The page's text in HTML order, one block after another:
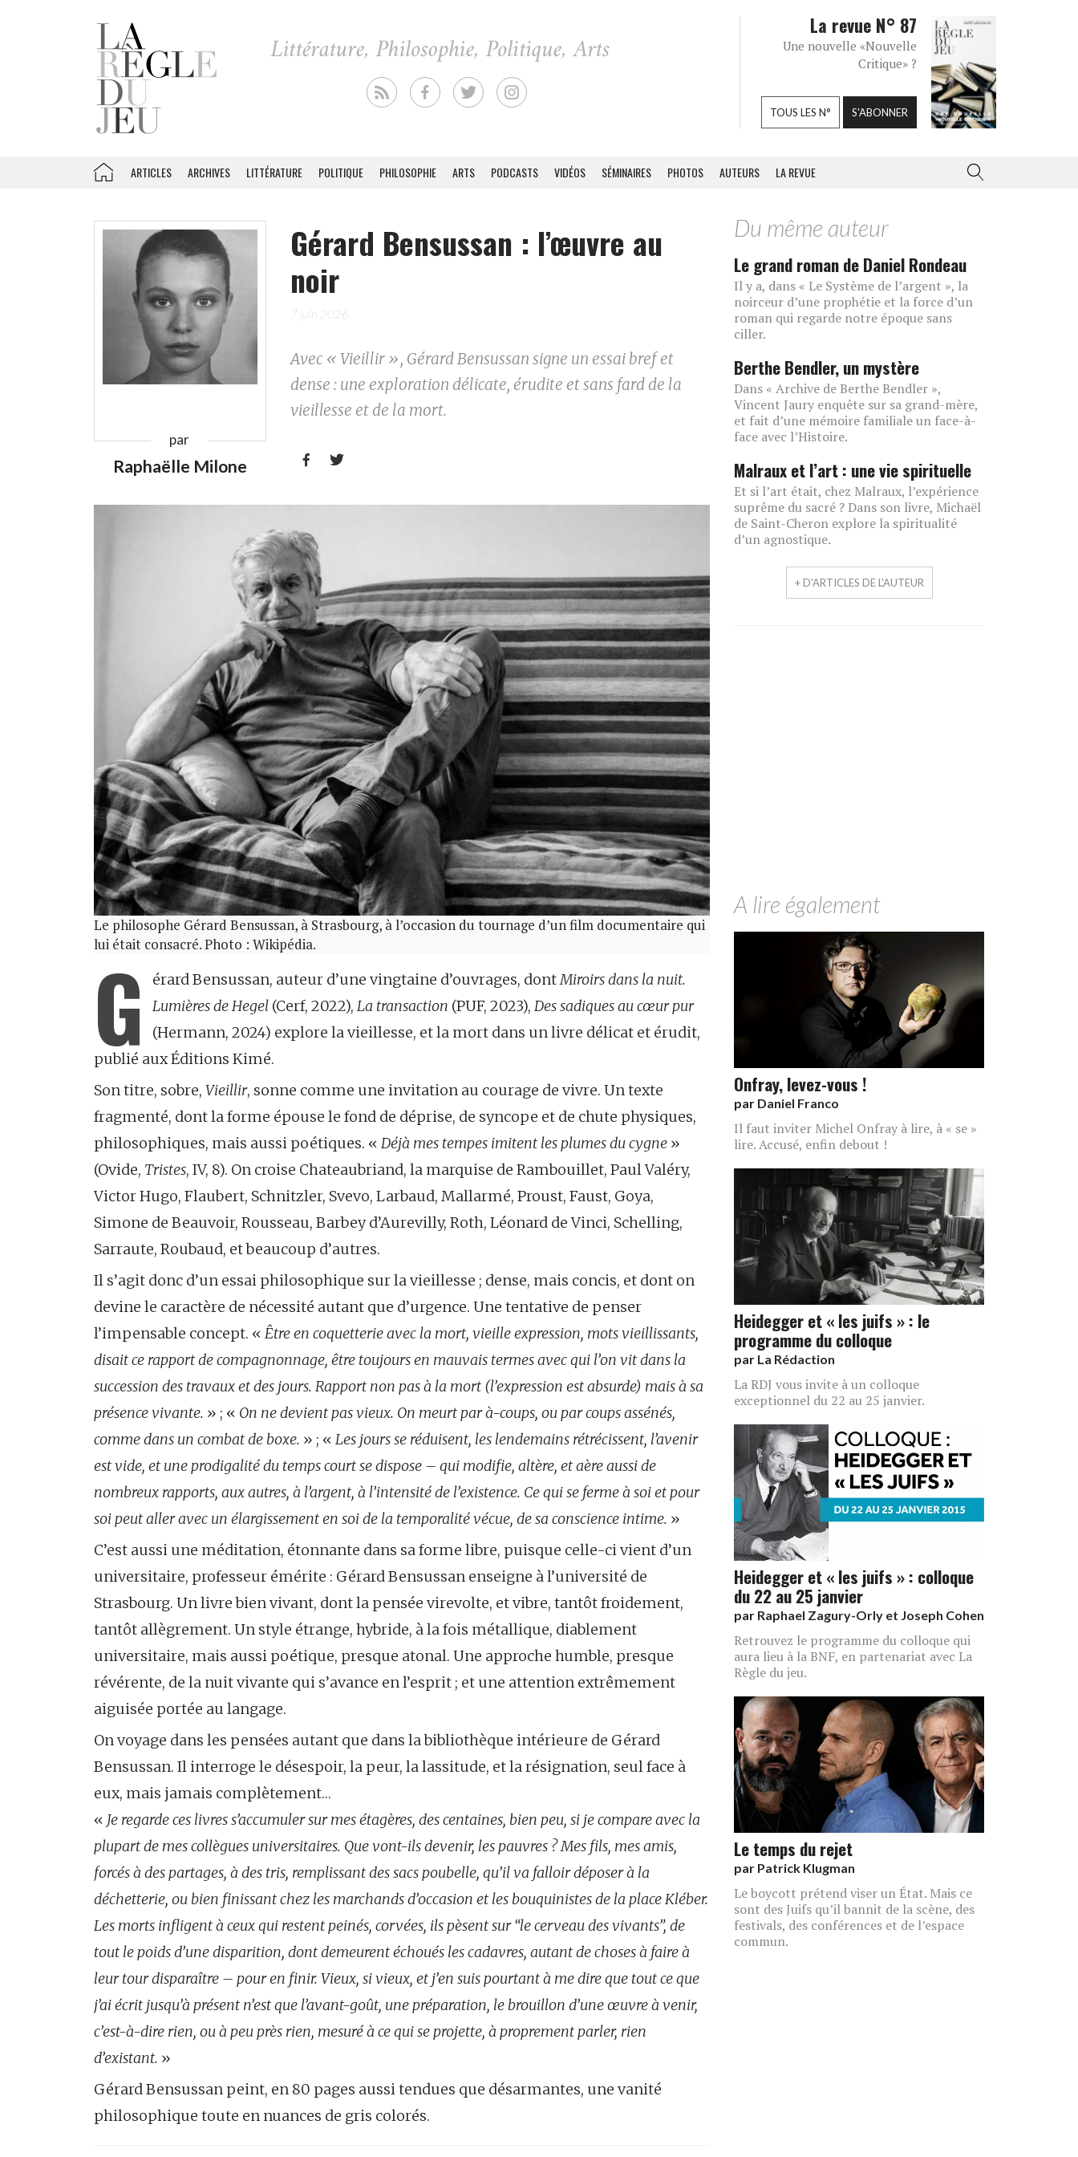
La revue N° 87
Une nouvelle «Nouvelle
Critique» ?
TOUS LES N° S'ABONNER
ARTICLES ARCHIVES LITTÉRATURE POLITIQUE PHILOSOPHIE ARTS PODCASTS VIDÉOS SÉMINAIRES PHOTOS AUTEURS LA REVUE
par
Raphaëlle Milone
Gérard Bensussan : l’œuvre au
noir
7 juin 2026
Avec « Vieillir », Gérard Bensussan signe un essai bref et
dense : une exploration délicate, érudite et sans fard de la
vieillesse et de la mort.
 
Le philosophe Gérard Bensussan, à Strasbourg, à l’occasion du tournage d’un film documentaire qui
lui était consacré. Photo : Wikipédia.
G érard Bensussan, auteur d’une vingtaine d’ouvrages, dontMiroirs dans la nuit.
Lumières de Hegel (Cerf, 2022), La transaction (PUF, 2023), Des sadiques au cœur pur
(Hermann, 2024) explore la vieillesse, et la mort dans un livre délicat et érudit,
publié aux Éditions Kimé.
Son titre, sobre, Vieillir, sonne comme une invitation au courage de vivre. Un texte
fragmenté, dont la forme épouse le fond de déprise, de syncope et de chute physiques,
philosophiques, mais aussi poétiques. « Déjà mes tempes imitent les plumes du cygne »
(Ovide, Tristes, IV, 8). On croise Chateaubriand, la marquise de Rambouillet, Paul Valéry,
Victor Hugo, Flaubert, Schnitzler, Svevo, Larbaud, Mallarmé, Proust, Faust, Goya,
Simone de Beauvoir, Rousseau, Barbey d’Aurevilly, Roth, Léonard de Vinci, Schelling,
Sarraute, Roubaud, et beaucoup d’autres.
Il s’agit donc d’un essai philosophique sur la vieillesse ; dense, mais concis, et dont on
devine le caractère de nécessité autant que d’urgence. Une tentative de penser
l’impensable concept. « Être en coquetterie avec la mort, vieille expression, mots vieillissants,
disait ce rapport de compagnonnage, être toujours en mauvais termes avec qui l’on vit dans la
succession des travaux et des jours. Rapport non pas à la mort (l’expression est absurde) mais à sa
présence vivante. » ; « On ne devient pas vieux. On meurt par à-coups, ou par coups assénés,
comme dans un combat de boxe. » ; « Les jours se réduisent, les lendemains rétrécissent, l’avenir
est vide, et une prodigalité du temps court se dispose – qui modifie, altère, et aère aussi de
nombreux rapports, aux autres, à l’argent, à l’intensité de l’existence. Ce qui se ferme à soi et pour
soi peut aller avec un élargissement en soi de la temporalité vécue, de sa conscience intime. »
C’est aussi une méditation, étonnante dans sa forme libre, puisque celle-ci vient d’un
universitaire, professeur émérite : Gérard Bensussan enseigne à l’université de
Strasbourg. Un livre bien vivant, dont la pensée virevolte, et vibre, tantôt froidement,
tantôt allègrement. Un style étrange, hybride, à la fois métallique, diablement
universitaire, mais aussi poétique, presque atonal. Une approche humble, presque
révérente, de la nuit vivante qui s’avance en l’esprit ; et une attention extrêmement
aiguisée portée au langage.
On voyage dans les pensées autant que dans la bibliothèque intérieure de Gérard
Bensussan. Il interroge le désespoir, la peur, la lassitude, et la résignation, seul face à
eux, mais jamais complètement…
« Je regarde ces livres s’accumuler sur mes étagères, des centaines, bien peu, si je compare avec la
plupart de mes collègues universitaires. Que vont-ils devenir, les pauvres ? Mes fils, mes amis,
forcés à des partages, à des tris, remplissant des sacs poubelle, qu’il va falloir déposer à la
déchetterie, ou bien finissant chez les marchands d’occasion et les bouquinistes de la place Kléber.
Les morts infligent à ceux qui restent peinés, corvées, ils pèsent sur “le cerveau des vivants”, de
tout le poids d’une disparition, dont demeurent échoués les cadavres, autant de choses à faire à
leur tour disparaître – pour en finir. Vieux, si vieux, et j’en suis pourtant à me dire que tout ce que
j’ai écrit jusqu’à présent n’est que l’avant-goût, une préparation, le brouillon d’une œuvre à venir,
c’est-à-dire rien, ou à peu près rien, mesuré à ce qui se projette, à proprement parler, rien
d’existant. »
Gérard Bensussan peint, en 80 pages aussi tendues que désarmantes, une vanité
philosophique toute en nuances de gris colorés.
Du même auteur
Le grand roman de Daniel Rondeau
Il y a, dans « Le Système de l’argent », la
noirceur d’une prophétie et la force d’un
roman qui regarde notre époque sans
ciller.
Berthe Bendler, un mystère
Dans « Archive de Berthe Bendler »,
Vincent Jaury enquête sur sa grand-mère,
et fait d’une mémoire familiale un face-à-
face avec l’Histoire.
Malraux et l’art : une vie spirituelle
Et si l’art était, chez Malraux, l’expérience
suprême du sacré ? Dans son livre, Michaël
de Saint-Cheron explore la spiritualité
d’un agnostique.
+ D'ARTICLES DE L'AUTEUR
A lire également
Onfray, levez-vous !
par Daniel Franco
Il faut inviter Michel Onfray à lire, à « se »
lire. Accusé, enfin debout !
Heidegger et « les juifs » : le
programme du colloque
par La Rédaction
La RDJ vous invite à un colloque
exceptionnel du 22 au 25 janvier.
Heidegger et « les juifs » : colloque
du 22 au 25 janvier
par Raphael Zagury-Orly et Joseph Cohen
Retrouvez le programme du colloque qui
aura lieu à la BNF, en partenariat avec La
Règle du jeu.
Le temps du rejet
par Patrick Klugman
Le boycott prétend viser un État. Mais ce
sont des Juifs qu’il bannit de la scène, des
festivals, des conférences et de l’espace
commun.